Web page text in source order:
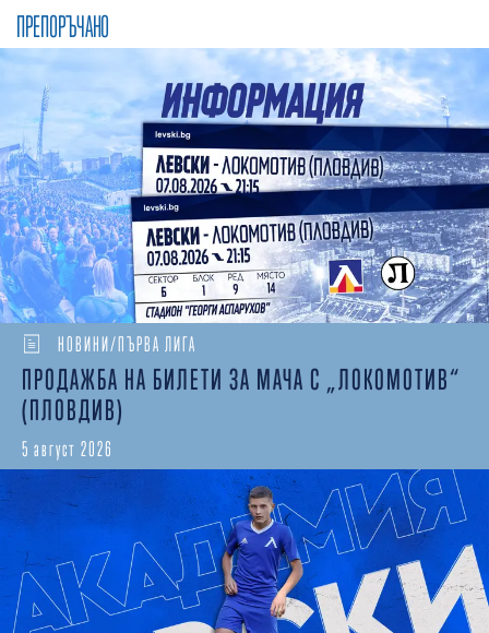
ПРЕПОРЪЧАНО
НОВИНИ/ПЪРВА ЛИГА
ПРОДАЖБА НА БИЛЕТИ ЗА МАЧА С „ЛОКОМОТИВ“
(ПЛОВДИВ)
5 август 2026